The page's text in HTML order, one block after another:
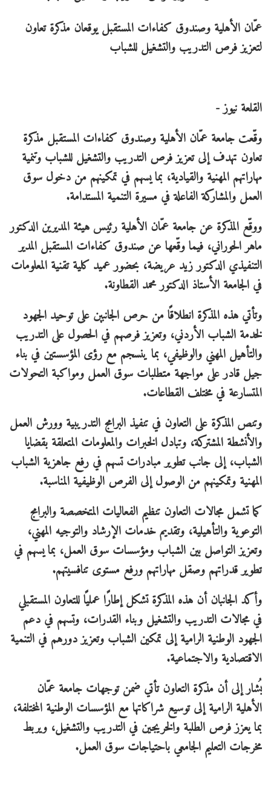
عمّان الأهلية وصندوق كفاءات المستقبل يوقعان مذكرة تعاون
لتعزيز فرص التدريب والتشغيل للشباب
القلعة نيوز -
وقّعت جامعة عمّان الأهلية وصندوق كفاءات المستقبل مذكرة
تعاون تهدف إلى تعزيز فرص التدريب والتشغيل للشباب وتنمية
مهاراتهم المهنية والقيادية، بما يسهم في تمكينهم من دخول سوق
العمل والمشاركة الفاعلة في مسيرة التنمية المستدامة.
ووقّع المذكرة عن جامعة عمّان الأهلية رئيس هيئة المديرين الدكتور
ماهر الحوراني، فيما وقّعها عن صندوق كفاءات المستقبل المدير
التنفيذي الدكتور زيد عريضة، بحضور عميد كلية تقنية المعلومات
في الجامعة الأستاذ الدكتور محمد القطاونة.
وتأتي هذه المذكرة انطلاقًا من حرص الجانبين على توحيد الجهود
لخدمة الشباب الأردني، وتعزيز فرصهم في الحصول على التدريب
والتأهيل المهني والوظيفي، بما ينسجم مع رؤى المؤسستين في بناء
جيل قادر على مواجهة متطلبات سوق العمل ومواكبة التحولات
المتسارعة في مختلف القطاعات.
وتنص المذكرة على التعاون في تنفيذ البرامج التدريبية وورش العمل
والأنشطة المشتركة، وتبادل الخبرات والمعلومات المتعلقة بقضايا
الشباب، إلى جانب تطوير مبادرات تسهم في رفع جاهزية الشباب
المهنية وتمكينهم من الوصول إلى الفرص الوظيفية المناسبة.
كما تشمل مجالات التعاون تنظيم الفعاليات المتخصصة والبرامج
التوعوية والتأهيلية، وتقديم خدمات الإرشاد والتوجيه المهني،
وتعزيز التواصل بين الشباب ومؤسسات سوق العمل، بما يسهم في
تطوير قدراتهم وصقل مهاراتهم ورفع مستوى تنافسيتهم.
وأكد الجانبان أن هذه المذكرة تشكل إطارًا عمليًا للتعاون المستقبلي
في مجالات التدريب والتشغيل وبناء القدرات، وتسهم في دعم
الجهود الوطنية الرامية إلى تمكين الشباب وتعزيز دورهم في التنمية
الاقتصادية والاجتماعية.
يُشار إلى أن مذكرة التعاون تأتي ضمن توجهات جامعة عمّان
الأهلية الرامية إلى توسيع شراكاتها مع المؤسسات الوطنية المختلفة،
بما يعزز فرص الطلبة والخريجين في التدريب والتشغيل، ويربط
مخرجات التعليم الجامعي باحتياجات سوق العمل.